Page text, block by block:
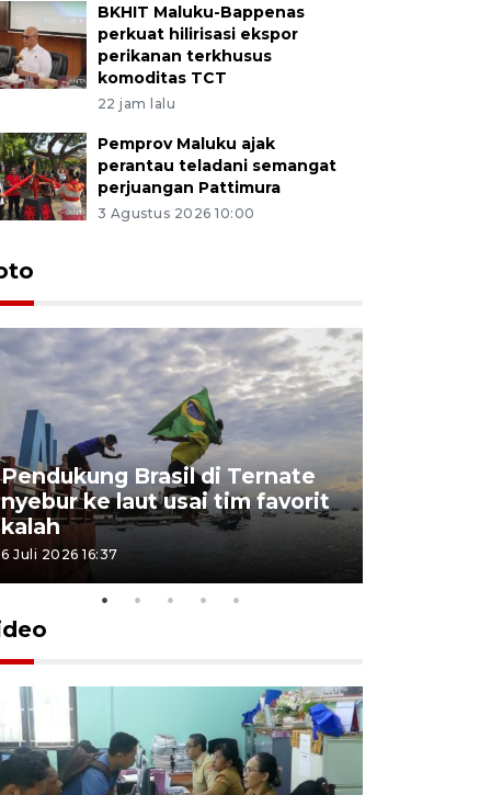
BKHIT Maluku-Bappenas
perkuat hilirisasi ekspor
perikanan terkhusus
komoditas TCT
22 jam lalu
Pemprov Maluku ajak
perantau teladani semangat
perjuangan Pattimura
3 Agustus 2026 10:00
Pendukung Brasil di Ternate
nyebur ke laut usai tim favorit
kalah
6 Juli 2026 16:37